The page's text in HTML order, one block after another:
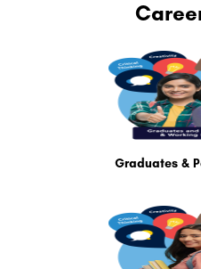
Graduates &